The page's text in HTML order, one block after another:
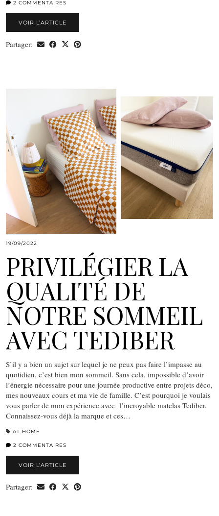
2 COMMENTAIRES
VOIR L’ARTICLE
Partager:
19/09/2022
PRIVILÉGIER LA
QUALITÉ DE
NOTRE SOMMEIL
AVEC TEDIBER
S’il y a bien un sujet sur lequel je ne peux pas faire l’impasse au
quotidien, c’est bien mon sommeil. Sans cela, impossible d’avoir
l’énergie nécessaire pour une journée productive entre projets déco,
mes nouveaux cours et ma vie de famille. C’est pourquoi je voulais
vous parler de mon expérience avec l’incroyable matelas Tediber.
Connaissez-vous déjà la marque et ces…
AT HOME
2 COMMENTAIRES
VOIR L’ARTICLE
Partager: